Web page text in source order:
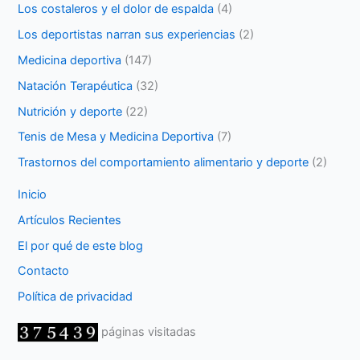
Los costaleros y el dolor de espalda (4)
Los deportistas narran sus experiencias (2)
Medicina deportiva (147)
Natación Terapéutica (32)
Nutrición y deporte (22)
Tenis de Mesa y Medicina Deportiva (7)
Trastornos del comportamiento alimentario y deporte (2)
Inicio
Artículos Recientes
El por qué de este blog
Contacto
Política de privacidad
páginas visitadas